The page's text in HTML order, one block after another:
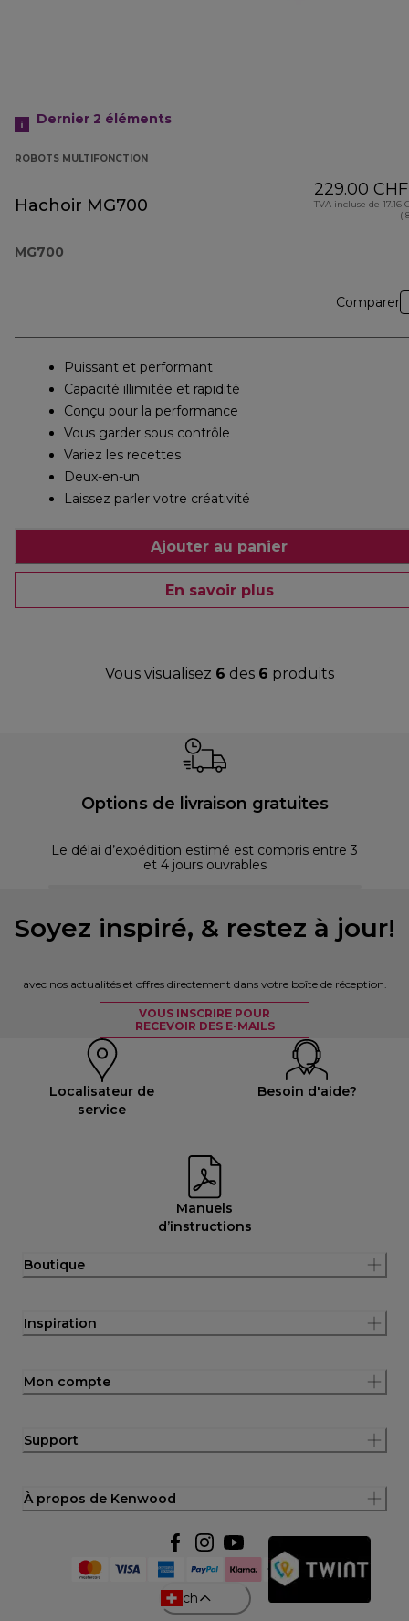
Dernier 2 éléments
ROBOTS MULTIFONCTION
Hachoir MG700
MG700
229.00 CHF
TVA incluse de 17.16
(
Comparer
Puissant et performant
Capacité illimitée et rapidité
Conçu pour la performance
Vous garder sous contrôle
Variez les recettes
Deux-en-un
Laissez parler votre créativité
Ajouter au panier
En savoir plus
Vous visualisez 6 des 6 produits
Options de livraison gratuites
Le délai d’expédition estimé est compris entre 3
et 4 jours ouvrables
Soyez inspiré, & restez à jour!
avec nos actualités et offres directement dans votre boîte de réception.
VOUS INSCRIRE POUR
RECEVOIR DES E-MAILS
Localisateur de
service
Besoin d'aide?
Manuels
d’instructions
Boutique
Inspiration
Mon compte
Support
À propos de Kenwood
ch